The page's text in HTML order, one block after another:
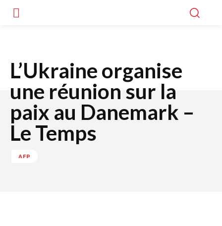
L’Ukraine organise
une réunion sur la
paix au Danemark –
Le Temps
AFP